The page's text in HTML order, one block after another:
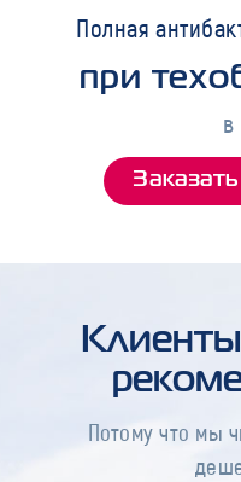
Полная
при
в
Потому что мы